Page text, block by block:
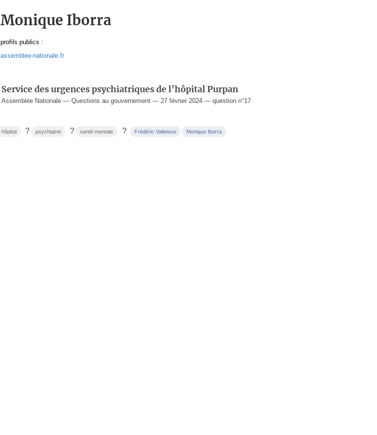
Monique Iborra
profils publics :
assemblee-nationale.fr
Service des urgences psychiatriques de l’hôpital Purpan
Assemblée Nationale — Questions au gouvernement — 27 février 2024 — question n°17
hôpital ? psychiatrie ? santé mentale ? Frédéric Valletoux Monique Iborra